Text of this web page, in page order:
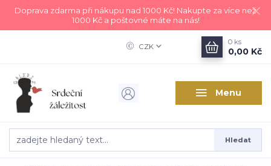
Doprava zdarma při nákupu nad 1000 Kč! Nakupte za více než
1000 Kč a poštovné máte na nás!
Menu
CZK
Hledat
0 ks
0,00 Kč